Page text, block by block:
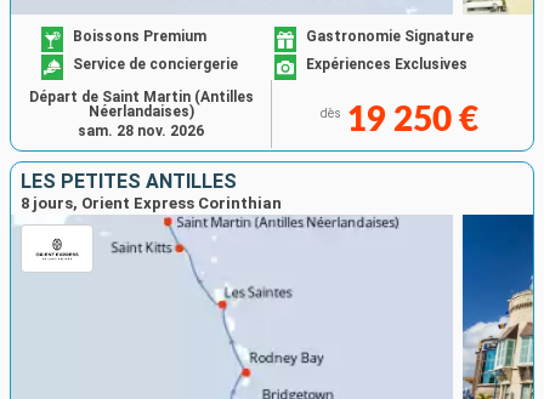
Boissons Premium
Gastronomie Signature
Service de conciergerie
Expériences Exclusives
dès 19 250 €
Départ de Saint Martin (Antilles
Néerlandaises)
sam. 28 nov. 2026
LES PETITES ANTILLES
8 jours, Orient Express Corinthian